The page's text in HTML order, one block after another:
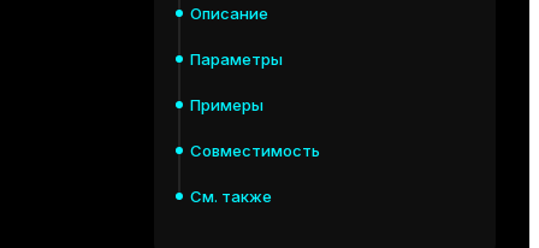
Описание
Параметры
Примеры
Совместимость
См. также